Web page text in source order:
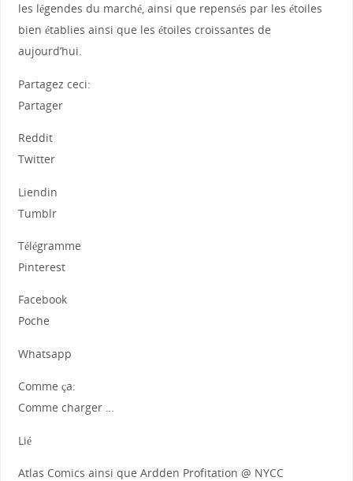
les légendes du marché, ainsi que repensés par les étoiles
bien établies ainsi que les étoiles croissantes de
aujourd’hui.
Partagez ceci:
Partager
Reddit
Twitter
Liendin
Tumblr
Télégramme
Pinterest
Facebook
Poche
Whatsapp
Comme ça:
Comme charger …
Lié
Atlas Comics ainsi que Ardden Profitation @ NYCC